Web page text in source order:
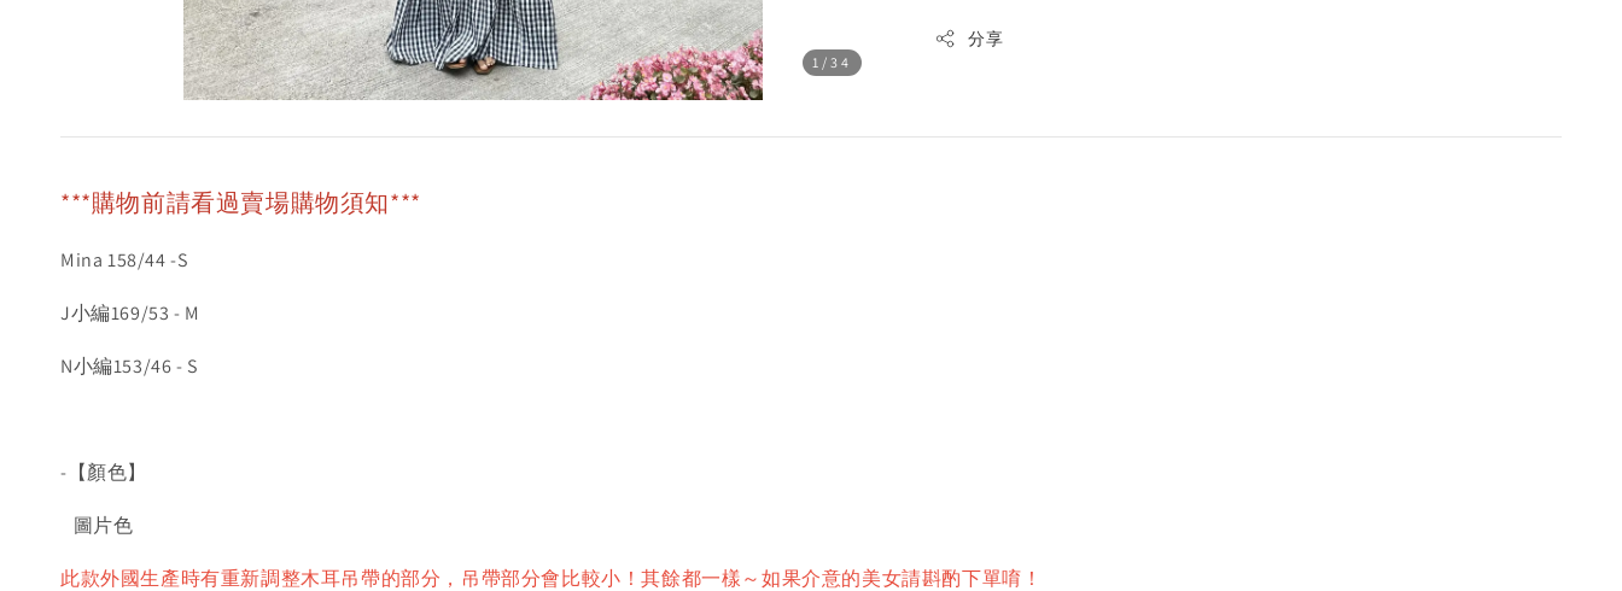
1 /34
分享
***購物前請看過賣場購物須知***
Mina 158/44 -S
J小編169/53 - M
N小編153/46 - S
-【顏色】
圖片色
此款外國生產時有重新調整木耳吊帶的部分，吊帶部分會比較小！其餘都一樣～如果介意的美女請斟酌下單唷！